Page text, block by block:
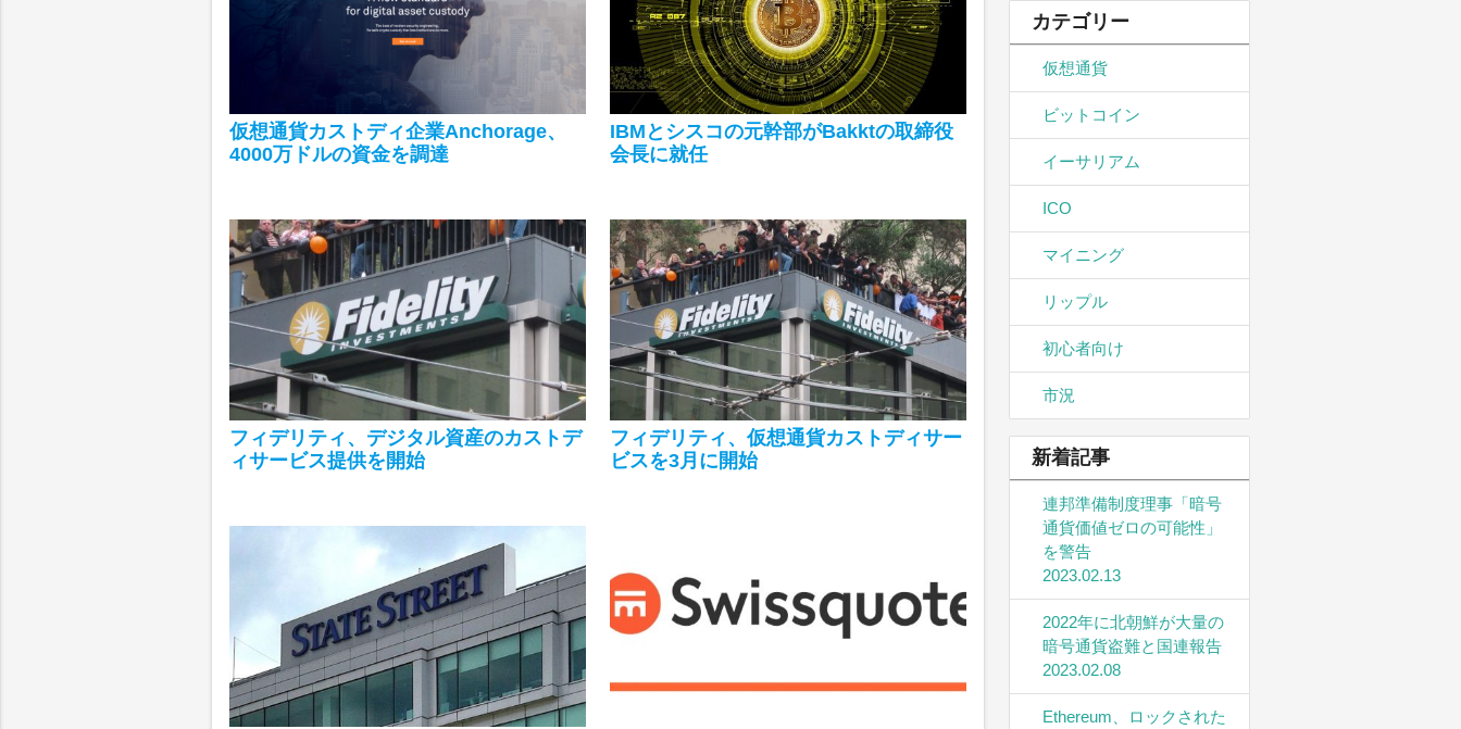
仮想通貨カストディ企業Anchorage、
4000万ドルの資金を調達
IBMとシスコの元幹部がBakktの取締役
会長に就任
フィデリティ、デジタル資産のカストデ
ィサービス提供を開始
フィデリティ、仮想通貨カストディサー
ビスを3月に開始
カテゴリー
仮想通貨
ビットコイン
イーサリアム
ICO
マイニング
リップル
初心者向け
市況
新着記事
連邦準備制度理事「暗号
通貨価値ゼロの可能性」
を警告
2023.02.13
2022年に北朝鮮が大量の
暗号通貨盗難と国連報告
2023.02.08
Ethereum、ロックされた